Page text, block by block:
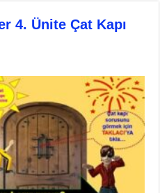
4. Ünite Çat Kapı